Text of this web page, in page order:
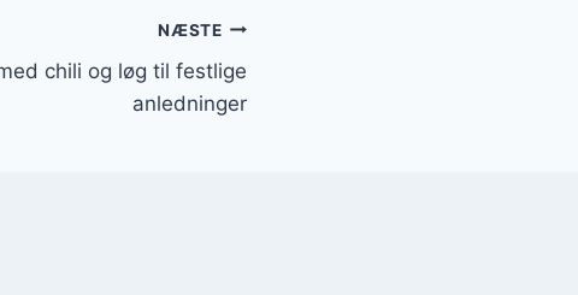
NÆSTE
chili og løg til festlige
anledninger